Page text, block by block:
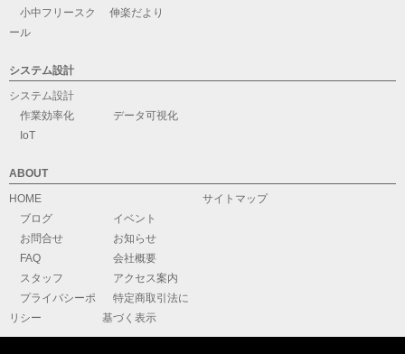
小中フリースク
ール
伸楽だより
システム設計
システム設計
作業効率化
データ可視化
IoT
ABOUT
HOME
ブログ
イベント
お問合せ
お知らせ
FAQ
会社概要
スタッフ
アクセス案内
プライバシーポ
リシー
特定商取引法に
基づく表示
サイトマップ